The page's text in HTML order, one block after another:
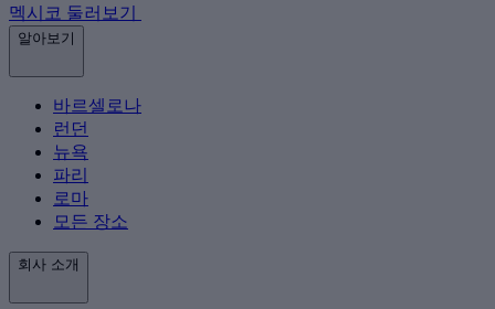
멕시코 둘러보기
알아보기
바르셀로나
런던
뉴욕
파리
로마
모든 장소
회사 소개